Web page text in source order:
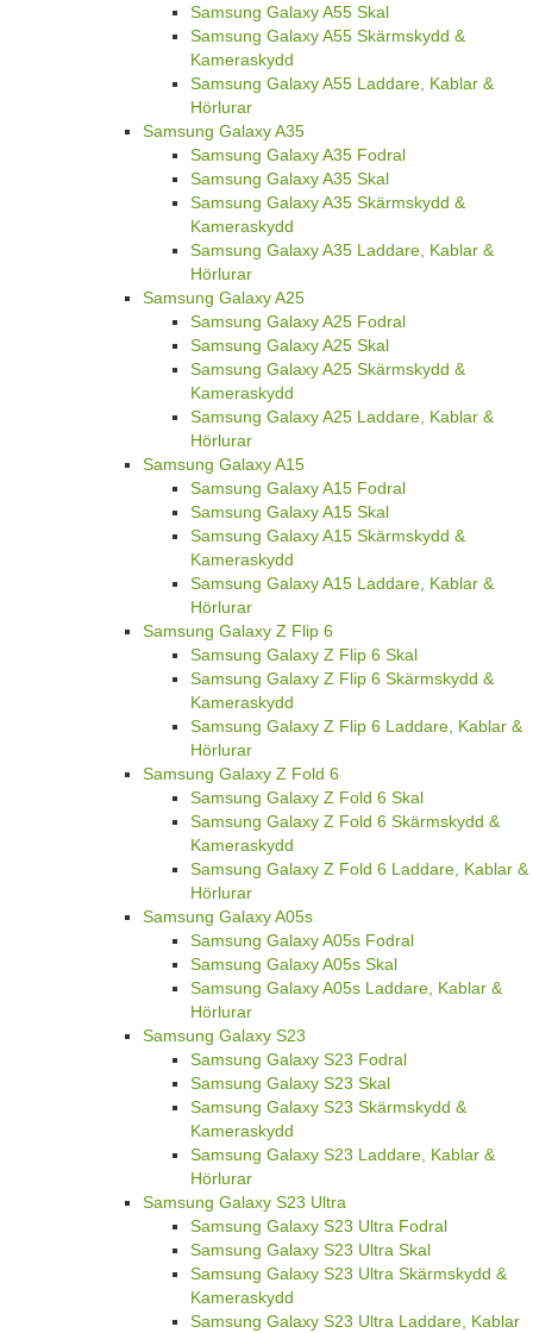
Samsung Galaxy A55 Skal
Samsung Galaxy A55 Skärmskydd &
Kameraskydd
Samsung Galaxy A55 Laddare, Kablar &
Hörlurar
Samsung Galaxy A35
Samsung Galaxy A35 Fodral
Samsung Galaxy A35 Skal
Samsung Galaxy A35 Skärmskydd &
Kameraskydd
Samsung Galaxy A35 Laddare, Kablar &
Hörlurar
Samsung Galaxy A25
Samsung Galaxy A25 Fodral
Samsung Galaxy A25 Skal
Samsung Galaxy A25 Skärmskydd &
Kameraskydd
Samsung Galaxy A25 Laddare, Kablar &
Hörlurar
Samsung Galaxy A15
Samsung Galaxy A15 Fodral
Samsung Galaxy A15 Skal
Samsung Galaxy A15 Skärmskydd &
Kameraskydd
Samsung Galaxy A15 Laddare, Kablar &
Hörlurar
Samsung Galaxy Z Flip 6
Samsung Galaxy Z Flip 6 Skal
Samsung Galaxy Z Flip 6 Skärmskydd &
Kameraskydd
Samsung Galaxy Z Flip 6 Laddare, Kablar &
Hörlurar
Samsung Galaxy Z Fold 6
Samsung Galaxy Z Fold 6 Skal
Samsung Galaxy Z Fold 6 Skärmskydd &
Kameraskydd
Samsung Galaxy Z Fold 6 Laddare, Kablar &
Hörlurar
Samsung Galaxy A05s
Samsung Galaxy A05s Fodral
Samsung Galaxy A05s Skal
Samsung Galaxy A05s Laddare, Kablar &
Hörlurar
Samsung Galaxy S23
Samsung Galaxy S23 Fodral
Samsung Galaxy S23 Skal
Samsung Galaxy S23 Skärmskydd &
Kameraskydd
Samsung Galaxy S23 Laddare, Kablar &
Hörlurar
Samsung Galaxy S23 Ultra
Samsung Galaxy S23 Ultra Fodral
Samsung Galaxy S23 Ultra Skal
Samsung Galaxy S23 Ultra Skärmskydd &
Kameraskydd
Samsung Galaxy S23 Ultra Laddare, Kablar